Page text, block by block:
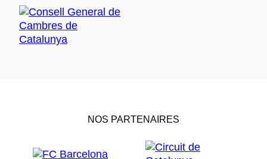
NOS PARTENAIRES